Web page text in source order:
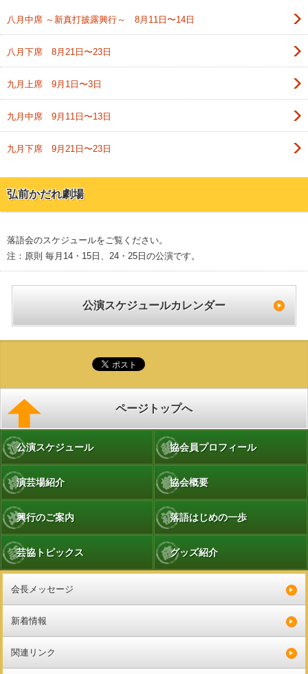
八月中席 ～新真打披露興行～ 8月11日〜14日
八月下席 8月21日〜23日
九月上席 9月1日〜3日
九月中席 9月11日〜13日
九月下席 9月21日〜23日
弘前かだれ劇場
落語会のスケジュールをご覧ください。
注：原則 毎月14・15日、24・25日の公演です。
公演スケジュールカレンダー
ページトップへ
公演スケジュール 協会員プロフィール
演芸場紹介 協会概要
興行のご案内 落語はじめの一歩
芸協トピックス グッズ紹介
会長メッセージ
新着情報
関連リンク